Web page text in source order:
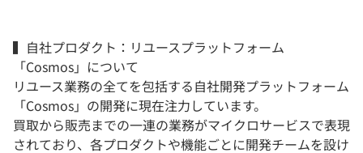
▍自社プロダクト：リユースプラットフォーム
「Cosmos」について
リユース業務の全てを包括する自社開発プラットフォーム
「Cosmos」の開発に現在注力しています。
買取から販売までの一連の業務がマイクロサービスで表現
されており、各プロダクトや機能ごとに開発チームを設け